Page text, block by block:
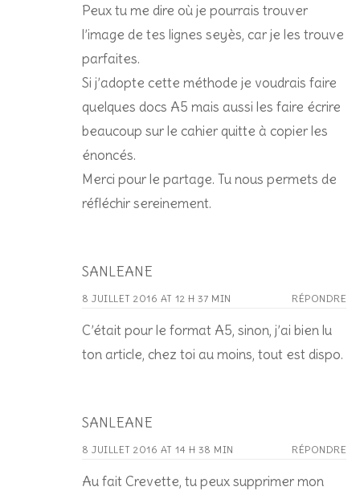
Peux tu me dire où je pourrais trouver
l’image de tes lignes seyès, car je les trouve
parfaites.
Si j’adopte cette méthode je voudrais faire
quelques docs A5 mais aussi les faire écrire
beaucoup sur le cahier quitte à copier les
énoncés.
Merci pour le partage. Tu nous permets de
réfléchir sereinement.
SANLEANE
8 JUILLET 2016 AT 12 H 37 MIN RÉPONDRE
C’était pour le format A5, sinon, j’ai bien lu
ton article, chez toi au moins, tout est dispo.
SANLEANE
8 JUILLET 2016 AT 14 H 38 MIN RÉPONDRE
Au fait Crevette, tu peux supprimer mon